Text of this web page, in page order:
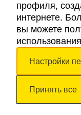
Авторские права ©
профиля,
интернете.
вы можете
Настройки
Принять все